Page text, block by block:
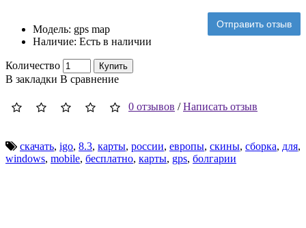
Отправить отзыв
Модель: gps map
Наличие: Есть в наличии
Количество Купить
В закладки В сравнение
0 отзывов /Написать отзыв
скачать, igo, 8.3, карты, россии, европы, скины, сборка, для,
windows, mobile, бесплатно, карты, gps, болгарии